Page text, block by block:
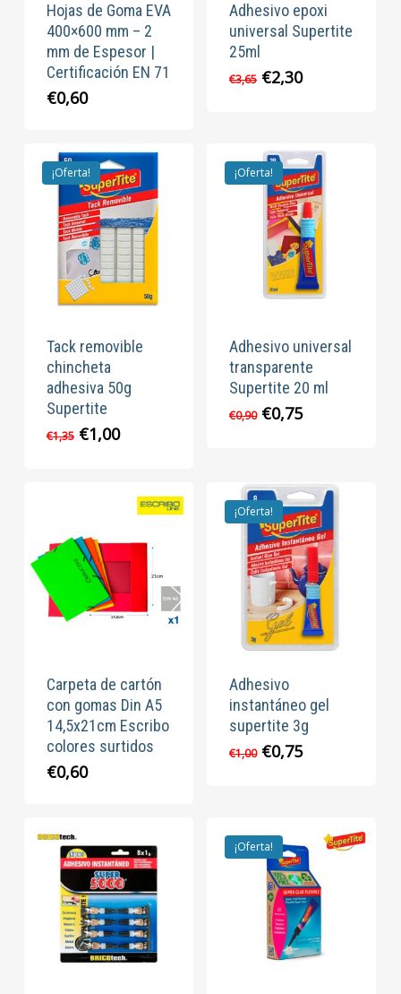
Hojas de Goma EVA
400×600 mm – 2
mm de Espesor |
Certificación EN 71
€0,60
Adhesivo epoxi
universal Supertite
25ml
€3,65 El
€3,65.
€2,30El
€2,30.
¡Oferta!
Tack removible
chincheta
adhesiva 50g
Supertite
€1,35 El
€1,00El
es:
€1,00.
¡Oferta!
Adhesivo universal
transparente
Supertite 20 ml
€0,90 El
€0,90.
€0,75El
€0,75.
Carpeta de cartón
con gomas Din A5
14,5x21cm Escribo
colores surtidos
€0,60
¡Oferta!
Adhesivo
instantáneo gel
supertite 3g
€1,00 El
€0,75El
€0,75.
¡Oferta!